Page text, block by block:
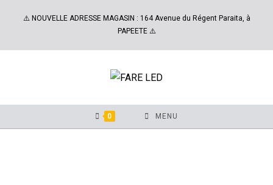
⚠️ NOUVELLE ADRESSE MAGASIN : 164 Avenue du Régent Paraita, à
PAPEETE ⚠️
0 MENU